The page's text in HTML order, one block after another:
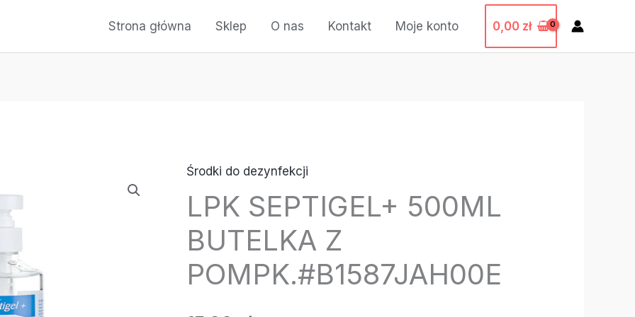
Strona główna Sklep O nas Kontakt Moje konto 0,00 zł
Środki do dezynfekcji
LPK SEPTIGEL+ 500ML
BUTELKA Z
POMPK.#B1587JAH00E